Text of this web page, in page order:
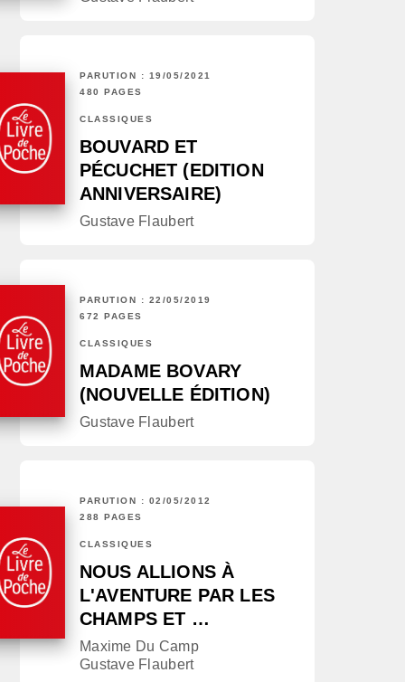
PARUTION : 19/05/2021
480 PAGES
CLASSIQUES
BOUVARD ET
PÉCUCHET (EDITION
ANNIVERSAIRE)
Gustave Flaubert
PARUTION : 22/05/2019
672 PAGES
CLASSIQUES
MADAME BOVARY
(NOUVELLE ÉDITION)
Gustave Flaubert
PARUTION : 02/05/2012
288 PAGES
CLASSIQUES
NOUS ALLIONS À
L'AVENTURE PAR LES
CHAMPS ET …
Maxime Du Camp
Gustave Flaubert